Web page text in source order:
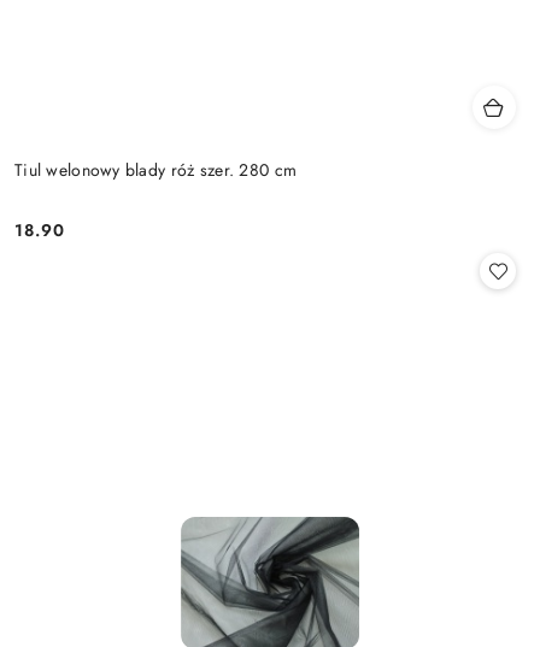
Tiul welonowy blady róż szer. 280 cm
Cena:
18.90